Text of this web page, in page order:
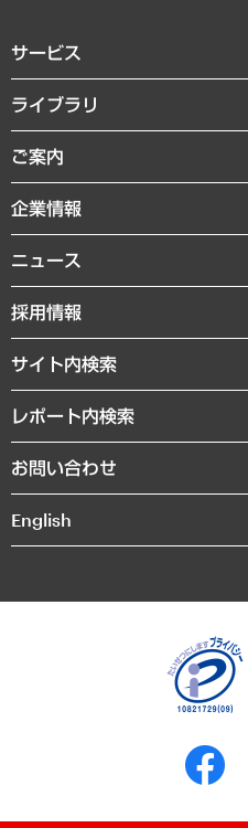
サービス
経営戦略
組織・人事戦略
デジタルイノベーション
共生・ダイバーシティ
GRC（ガバナンス・リスク・コンプラ
経済・産業・雇用・労働
まちづくり・観光・交通・スポーツ・ス
自然資源・農林水産業・食料システム
ライブラリ
経済調査
レポート
コラム
経営用語集
受託・受注実績（官公庁関連）
メディア掲載・出演
ご案内
セミナー・イベント情報
MUFGビジネスセミナー
受託案件情報
企業情報
私たちの想い
社長メッセージ
会社概要
沿革
組織図・本部部室紹介
インドネシア現地法人
個人情報保護方針
反社会的勢力に対する基本方針
書面による個人情報の開示等の請求の
ニュース
ニュースリリース
お知らせ
採用情報
サイト内検索
レポート内検索
お問い合わせ
English